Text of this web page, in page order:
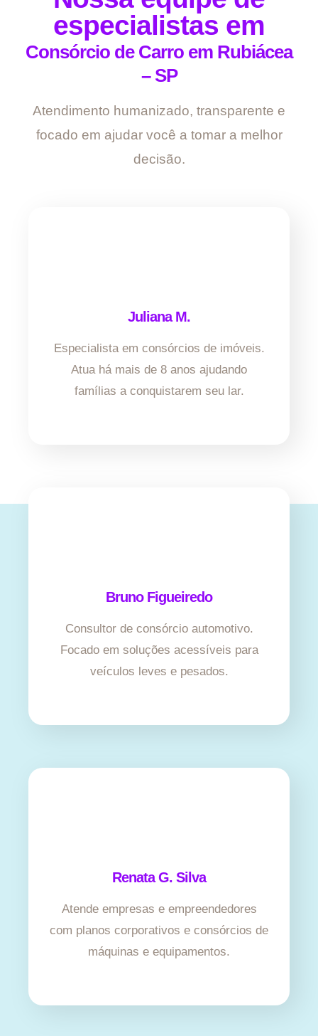
especialistas em
Consórcio de Carro em Rubiácea
– SP
Atendimento humanizado, transparente e
focado em ajudar você a tomar a melhor
decisão.
Juliana M.
Especialista em consórcios de imóveis.
Atua há mais de 8 anos ajudando
famílias a conquistarem seu lar.
Bruno Figueiredo
Consultor de consórcio automotivo.
Focado em soluções acessíveis para
veículos leves e pesados.
Renata G. Silva
Atende empresas e empreendedores
com planos corporativos e consórcios de
máquinas e equipamentos.